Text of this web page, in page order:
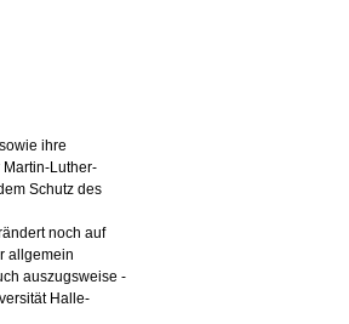
ihre
Luther-
Schutz des
noch auf
allgemein
auszugsweise -
Halle-